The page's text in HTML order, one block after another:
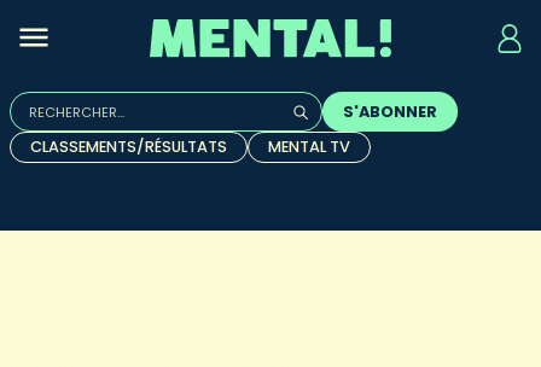
Rechercher :
Quand les résultats de l'auto-complétion sont
S'ABONNER
CLASSEMENTS/RÉSULTATS
MENTAL TV